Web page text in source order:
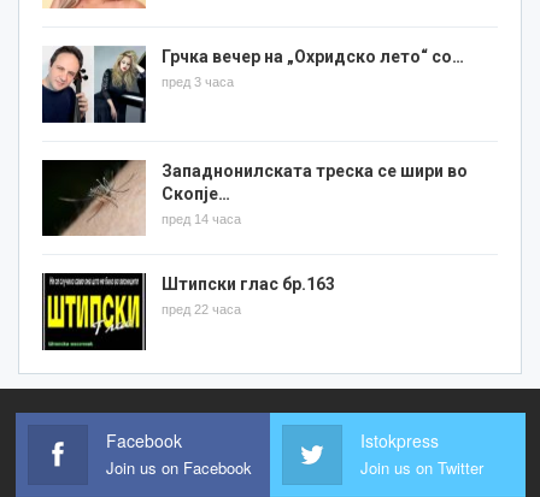
Грчка вечер на „Охридско лето“ со…
пред 3 часа
Западнонилската треска се шири во
Скопје…
пред 14 часа
Штипски глас бр.163
пред 22 часа
Facebook
Join us on Facebook
Istokpress
Join us on Twitter